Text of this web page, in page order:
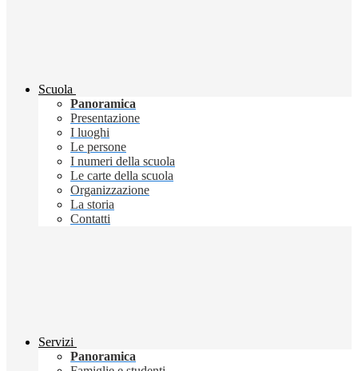
Scuola
Panoramica
Presentazione
I luoghi
Le persone
I numeri della scuola
Le carte della scuola
Organizzazione
La storia
Contatti
Servizi
Panoramica